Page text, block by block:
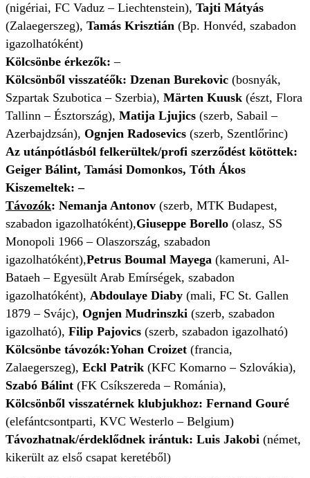
(nigériai, FC Vaduz – Liechtenstein), Tajti Mátyás
(Zalaegerszeg), Tamás Krisztián (Bp. Honvéd, szabadon
igazolhatóként)
Kölcsönbe érkezők:–
Kölcsönből visszatéők: Dzenan Burekovic (bosnyák,
Szpartak Szubotica – Szerbia), Märten Kuusk (észt, Flora
Tallinn – Észtország), Matija Ljujics (szerb, Sabail –
Azerbajdzsán), Ognjen Radosevics (szerb, Szentlőrinc)
Az utánpótlásból felkerültek/profi szerződést kötöttek:
Geiger Bálint, Tamási Domonkos, Tóth Ákos
Kiszemeltek: –
Távozók: Nemanja Antonov (szerb, MTK Budapest,
szabadon igazolhatóként),Giuseppe Borello (olasz, SS
Monopoli 1966 – Olaszország, szabadon
igazolhatóként),Petrus Boumal Mayega (kameruni, Al-
Bataeh – Egyesült Arab Emírségek, szabadon
igazolhatóként), Abdoulaye Diaby (mali, FC St. Gallen
1879 – Svájc), Ognjen Mudrinszki (szerb, szabadon
igazolható), Filip Pajovics (szerb, szabadon igazolható)
Kölcsönbe távozók:Yohan Croizet (francia,
Zalaegerszeg), Eckl Patrik (KFC Komarno – Szlovákia),
Szabó Bálint (FK Csíkszereda – Románia),
Kölcsönből visszatérnek klubjukhoz: Fernand Gouré
(elefántcsontparti, KVC Westerlo – Belgium)
Távozhatnak/érdeklődnek irántuk: Luis Jakobi (német,
kikerült az első csapat keretéből)